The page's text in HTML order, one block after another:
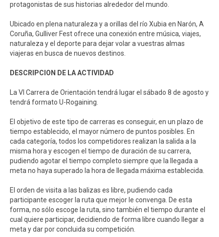
protagonistas de sus historias alrededor del mundo.
Ubicado en plena naturaleza y a orillas del río Xubia en Narón, A
Coruña, Gulliver Fest ofrece una conexión entre música, viajes,
naturaleza y el deporte para dejar volar a vuestras almas
viajeras en busca de nuevos destinos.
DESCRIPCION DE LA ACTIVIDAD
La VI Carrera de Orientación tendrá lugar el sábado 8 de agosto y
tendrá formato U-Rogaining.
El objetivo de este tipo de carreras es conseguir, en un plazo de
tiempo establecido, el mayor número de puntos posibles. En
cada categoría, todos los competidores realizan la salida a la
misma hora y escogen el tiempo de duración de su carrera,
pudiendo agotar el tiempo completo siempre que la llegada a
meta no haya superado la hora de llegada máxima establecida.
El orden de visita a las balizas es libre, pudiendo cada
participante escoger la ruta que mejor le convenga. De esta
forma, no sólo escoge la ruta, sino también el tiempo durante el
cual quiere participar, decidiendo de forma libre cuando llegar a
meta y dar por concluida su competición.